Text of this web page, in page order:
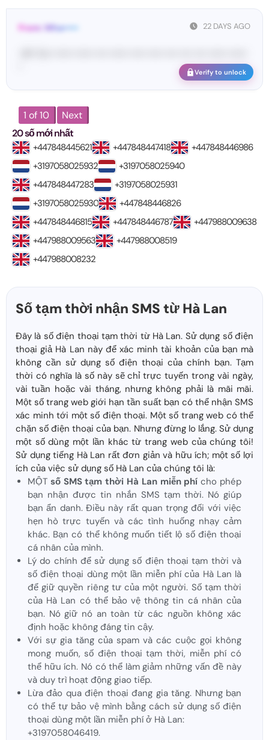
22 DAYS AGO
From: Wha•••••
Verify to unlock
1 of 10
Next
20 số mới nhất
+447848445621 +447848447418
+447848446986
+3197058025932
+3197058025940
+447848447283
+3197058025931
+3197058025930
+447848446826
+447848446815
+447848446787
+447988009638
+447988009563
+447988008519
+447988008232
Số tạm thời nhận SMS từ Hà Lan
Đây là số điện thoại tạm thời từ Hà Lan. Sử dụng số điện
thoại giả Hà Lan này để xác minh tài khoản của bạn mà
không cần sử dụng số điện thoại của chính bạn. Tạm
thời có nghĩa là số này sẽ chỉ trực tuyến trong vài ngày,
vài tuần hoặc vài tháng, nhưng không phải là mãi mãi.
Một số trang web giới hạn tần suất bạn có thể nhận SMS
xác minh tới một số điện thoại. Một số trang web có thể
chặn số điện thoại của bạn. Nhưng đừng lo lắng. Sử dụng
một số dùng một lần khác từ trang web của chúng tôi!
Sử dụng tiếng Hà Lan rất đơn giản và hữu ích; một số lợi
ích của việc sử dụng số Hà Lan của chúng tôi là:
MỘT số SMS tạm thời Hà Lan miễn phí cho phép
bạn nhận được tin nhắn SMS tạm thời. Nó giúp
bạn ẩn danh. Điều này rất quan trọng đối với việc
hẹn hò trực tuyến và các tình huống nhạy cảm
khác. Bạn có thể không muốn tiết lộ số điện thoại
cá nhân của mình.
Lý do chính để sử dụng số điện thoại tạm thời và
số điện thoại dùng một lần miễn phí của Hà Lan là
để giữ quyền riêng tư của một người. Số tạm thời
của Hà Lan có thể bảo vệ thông tin cá nhân của
bạn. Nó giữ nó an toàn từ các nguồn không xác
định hoặc không đáng tin cậy.
Với sự gia tăng của spam và các cuộc gọi không
mong muốn, số điện thoại tạm thời, miễn phí có
thể hữu ích. Nó có thể làm giảm những vấn đề này
và duy trì hoạt động giao tiếp.
Lừa đảo qua điện thoại đang gia tăng. Nhưng bạn
có thể tự bảo vệ mình bằng cách sử dụng số điện
thoại dùng một lần miễn phí ở Hà Lan:
+3197058046419.